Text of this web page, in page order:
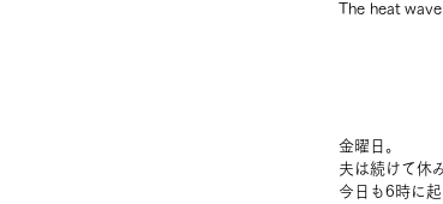
The heat
金曜日。
夫は続けて休
今日も6時に起